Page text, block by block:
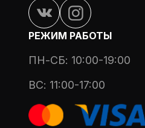
РЕЖИМ РАБОТЫ
ПН-СБ: 10:00-19:00
ВС: 11:00-17:00